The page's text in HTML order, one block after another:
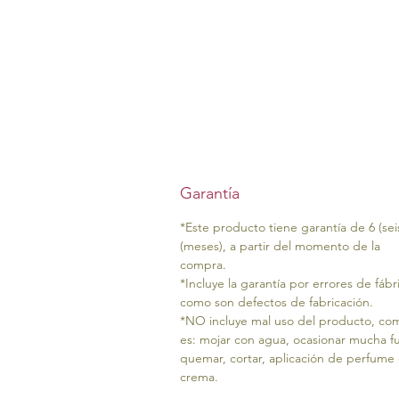
Garantía
*Este producto tiene garantía de 6
(meses), a partir del momento de la
compra.
*Incluye la garantía por errores de
como son defectos de fabricación.
*NO incluye mal uso del producto,
es: mojar con agua, ocasionar mucha
quemar, cortar, aplicación de perfume
crema.